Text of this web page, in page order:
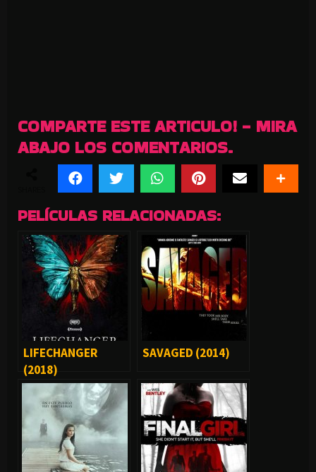
COMPARTE ESTE ARTICULO! - MIRA
ABAJO LOS COMENTARIOS.
PELÍCULAS RELACIONADAS:
LIFECHANGER
(2018)
SAVAGED (2014)